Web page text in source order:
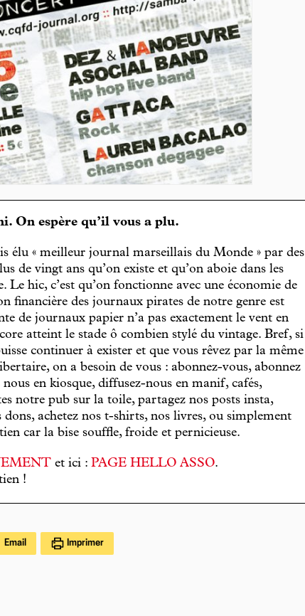
On espère qu’il vous a plu.
élu « meilleur journal marseillais du Monde » par des
de vingt ans qu’on existe et qu’on aboie dans les
Le hic, c’est qu’on fonctionne avec une économie de
financière des journaux pirates de notre genre est
de journaux papier n’a pas exactement le vent en
atteint le stade ô combien stylé du vintage. Bref, si
continuer à exister et que vous rêvez par la même
on a besoin de vous : abonnez-vous, abonnez
en kiosque, diffusez-nous en manif, cafés,
notre pub sur la toile, partagez nos posts insta,
dons, achetez nos t-shirts, nos livres, ou simplement
car la bise souffle, froide et pernicieuse.
et ici : PAGE HELLO ASSO.
!
Email Imprimer